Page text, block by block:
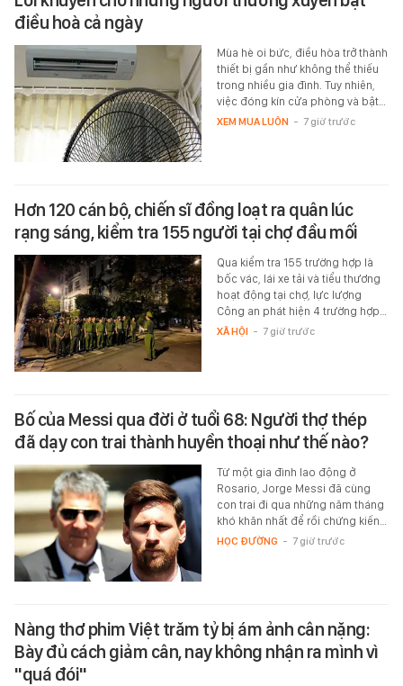
điều hoà cả ngày
Mùa hè oi bức, điều hòa trở thành
thiết bị gần như không thể thiếu
trong nhiều gia đình. Tuy nhiên,
việc đóng kín cửa phòng và bật…
XEM MUA LUÔN - 7 giờ trước
Hơn 120 cán bộ, chiến sĩ đồng loạt ra quân lúc
rạng sáng, kiểm tra 155 người tại chợ đầu mối
Qua kiểm tra 155 trường hợp là
bốc vác, lái xe tải và tiểu thương
hoạt động tại chợ, lực lượng
Công an phát hiện 4 trường hợp…
XÃ HỘI - 7 giờ trước
Bố của Messi qua đời ở tuổi 68: Người thợ thép
đã dạy con trai thành huyền thoại như thế nào?
Từ một gia đình lao động ở
Rosario, Jorge Messi đã cùng
con trai đi qua những năm tháng
khó khăn nhất để rồi chứng kiến…
HỌC ĐƯỜNG - 7 giờ trước
Nàng thơ phim Việt trăm tỷ bị ám ảnh cân nặng:
Bày đủ cách giảm cân, nay không nhận ra mình vì
"quá đói"